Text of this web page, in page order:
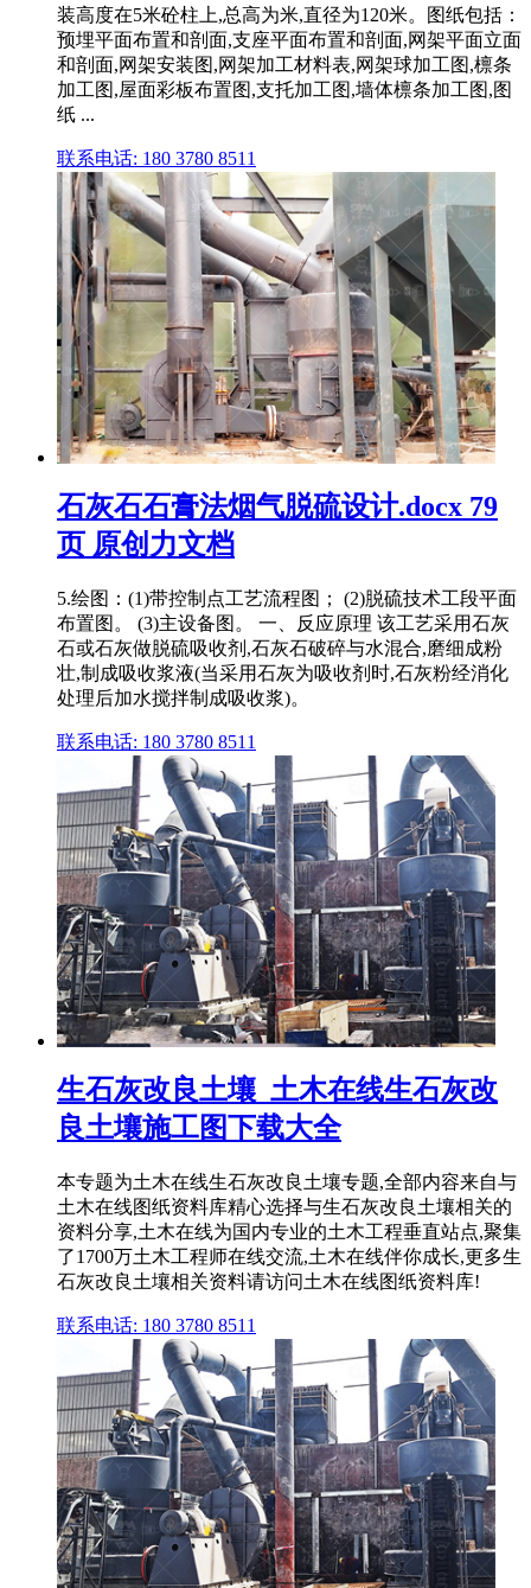
装高度在5米砼柱上,总高为米,直径为120米。图纸包括：
预埋平面布置和剖面,支座平面布置和剖面,网架平面立面
和剖面,网架安装图,网架加工材料表,网架球加工图,檩条
加工图,屋面彩板布置图,支托加工图,墙体檩条加工图,图
纸 ...
联系电话: 180 3780 8511
石灰石石膏法烟气脱硫设计.docx 79
页 原创力文档
5.绘图：(1)带控制点工艺流程图； (2)脱硫技术工段平面
布置图。 (3)主设备图。 一、反应原理 该工艺采用石灰
石或石灰做脱硫吸收剂,石灰石破碎与水混合,磨细成粉
壮,制成吸收浆液(当采用石灰为吸收剂时,石灰粉经消化
处理后加水搅拌制成吸收浆)。
联系电话: 180 3780 8511
生石灰改良土壤_土木在线生石灰改
良土壤施工图下载大全
本专题为土木在线生石灰改良土壤专题,全部内容来自与
土木在线图纸资料库精心选择与生石灰改良土壤相关的
资料分享,土木在线为国内专业的土木工程垂直站点,聚集
了1700万土木工程师在线交流,土木在线伴你成长,更多生
石灰改良土壤相关资料请访问土木在线图纸资料库!
联系电话: 180 3780 8511